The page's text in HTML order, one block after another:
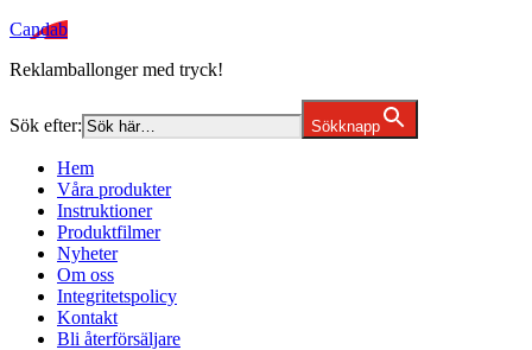
Candab
Reklamballonger med tryck!
Sök efter: Sökknapp
Hem
Våra produkter
Instruktioner
Produktfilmer
Nyheter
Om oss
Integritetspolicy
Kontakt
Bli återförsäljare